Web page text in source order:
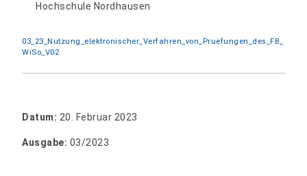
Hochschule Nordhausen
03_23_Nutzung_elektronischer_Verfahren_von_Pruefungen_des_FB_
WiSo_V02
Datum: 20. Februar 2023
Ausgabe: 03/2023